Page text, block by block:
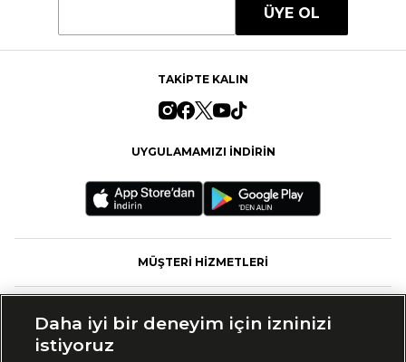
ÜYE OL
TAKİPTE KALIN
UYGULAMAMIZI İNDİRİN
MÜŞTERİ HİZMETLERİ
Daha iyi bir deneyim için izninizi
istiyoruz